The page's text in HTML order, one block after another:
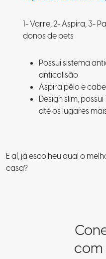
1- Varre, 2- Aspira, 3-
donos de pets
Possui sistema
anticolisão
Aspira pêlo e
Design slim,
até os lugares
E aí, já escolheu qual o
casa?
com